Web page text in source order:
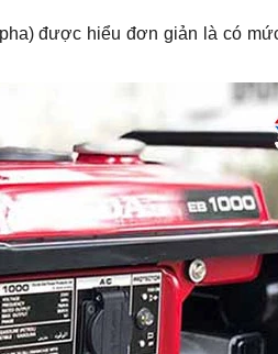
được hiểu đơn giản là có